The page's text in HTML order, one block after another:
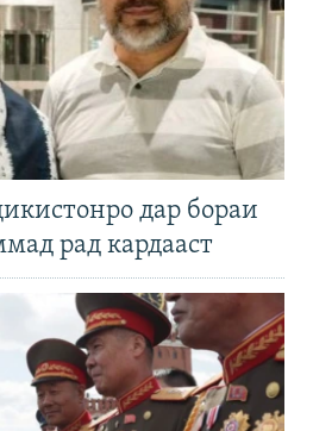
дар бораи
рад кардааст